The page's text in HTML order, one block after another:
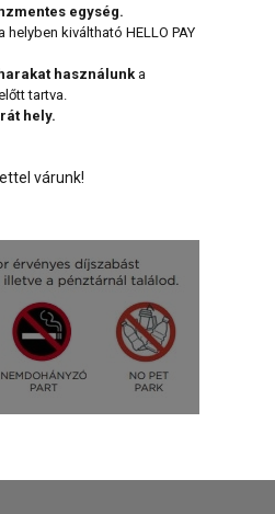
egység.
kiváltható HELLO PAY
használunk a
tartva.
hely.
várunk!